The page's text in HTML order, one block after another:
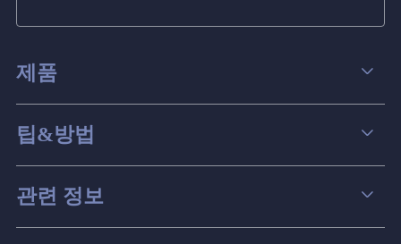
제품
데이터 복구
파티션 관리
스크린 레코더
팁&방법
컴퓨터 데이터 복구 팁
맥 데이터 복구 팁
관련 정보